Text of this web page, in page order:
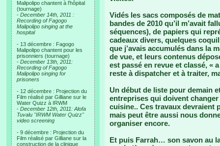
Malipolipo chantent à l'hôpital
(tournage)
- December 14th, 2011 :
Recording of Fagogo
Malipolipo singing at the
hospital
- 13 décembre : Fagogo
Malipolipo chantent pour les
prisonniers (tournage)
- December 13th, 2011:
Recording of Fagogo
Malipolipo singing for
prisoners
- 12 décembre : Projection du
Film réalisé par Gilliane sur le
Water Quizz à IRWM
- December 12th, 2011: Alofa
Tuvalu "IRWM Water Quizz"
video screening
- 9 décembre : Projection du
Film réalisé par Gilliane sur la
construction de la clinique
Vidés les sacs composés de
bandes de 2010 qu’il m’avait
séquences), de papiers qui
cadeaux divers, quelques
que j’avais accumulés dans la
de vue, et leurs contenus
est passé en revue et classé, «
reste à dispatcher et à traiter,
Un début de liste pour demain
entreprises qui doivent
cuisine.. Ces travaux devraient
mais peut être aussi nous
organiser encore.
Et puis Farrah… son savon au